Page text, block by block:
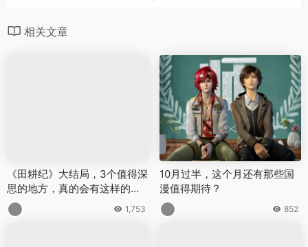
相关文章
《田耕纪》大结局，3个值得深
思的地方，真的会有这样的人
或家庭吗？
1,753
10月过半，这个月还有那些国
漫值得期待？
852